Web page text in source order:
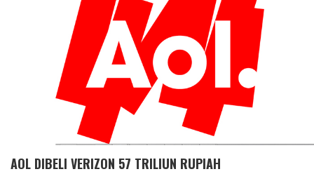
AOL DIBELI VERIZON 57 TRILIUN RUPIAH